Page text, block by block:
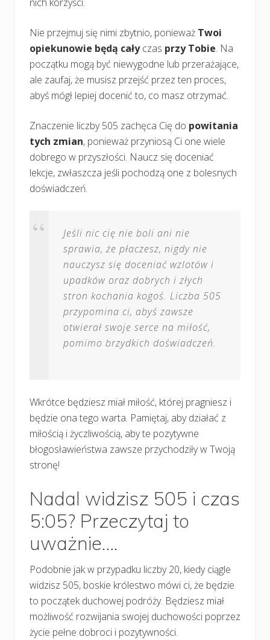
Nie przejmuj się nimi zbytnio, ponieważ Twoi
opiekunowie będą całyczas przy Tobie. Na
początku mogą być niewygodne lub przerażające,
ale zaufaj, że musisz przejść przez ten proces,
abyś mógł lepiej docenić to, co masz otrzymać.
Znaczenie liczby 505 zachęca Cię do powitania
tych zmian, ponieważ przyniosą Ci one wiele
dobrego w przyszłości. Naucz się doceniać
lekcje, zwłaszcza jeśli pochodzą one z bolesnych
doświadczeń.
Jeśli nic cię nie boli ani nie
sprawia, że płaczesz, nigdy nie
nauczysz się doceniać wzlotów i
upadków oraz dobrych i złych
stron kochania kogoś. Liczba 505
przypomina ci, abyś zawsze
otwierał swoje serce na miłość,
pomimo brzydkich doświadczeń.
Wkrótce będziesz miał miłość, której pragniesz i
będzie ona tego warta. Pamiętaj, aby działać z
miłością i życzliwością, aby te pozytywne
błogosławieństwa zawsze przychodziły w Twoją
stronę!
Nadal widzisz 505 i czas
5:05? Przeczytaj to
uważnie….
Podobnie jak w przypadku liczby 20, kiedy ciągle
widzisz 505, boskie królestwo mówi ci, że będzie
to początek duchowej podróży. Będziesz miał
możliwość rozwijania swojej duchowości poprzez
życie pełne dobroci i pozytywności.